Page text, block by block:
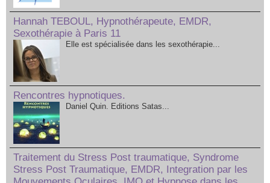
Hannah TEBOUL, Hypnothérapeute, EMDR,
Sexothérapie à Paris 11
Elle est spécialisée dans les sexothérapie...
Rencontres hypnotiques.
Daniel Quin. Editions Satas...
Traitement du Stress Post traumatique, Syndrome
Stress Post Traumatique, EMDR, Integration par les